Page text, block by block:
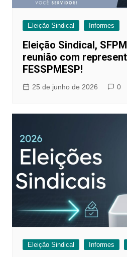
Eleição Sindical Informes
Eleição Sindical,
reunião com
FESSPMESP!
25 de junho de 2026 0
Eleição Sindical Informes